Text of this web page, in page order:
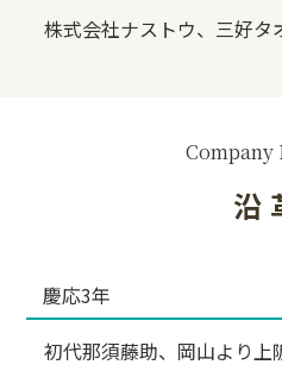
株式会社ナストウ、三好タ
沿
慶応3年
初代那須藤助、岡山より上